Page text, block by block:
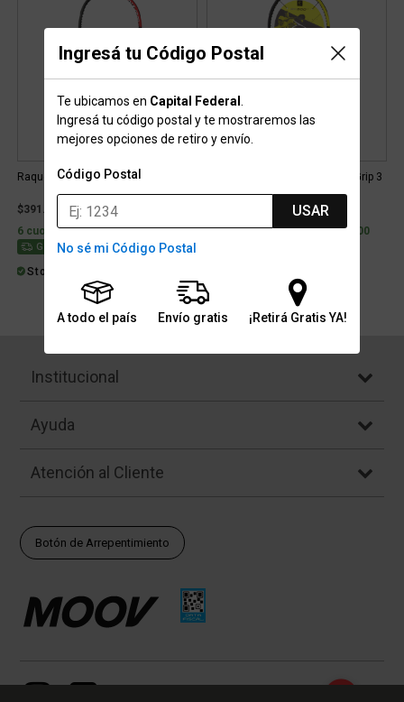
Ingresá tu Código Postal
Te ubicamos en Capital Federal
Ingresá tu código postal y te mostraremos las
mejores opciones de retiro y envío.
Código Postal
USAR
No sé mi Código Postal
A todo el país Envío gratis ¡Retirá Gratis YA!
Raqueta Dunlop Cx 200 Nh G3
$391.999
6 cuotas sin interés de $65.333
Gratis
Stock para retiro/envío
Raqueta Dunlop Sx 300 21 LS Grip 3
6 cuotas sin interés de $82.700
Institucional
Ayuda
Atención al Cliente
Botón de Arrepentimiento